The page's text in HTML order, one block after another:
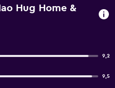
Hug Home &
9,2
9,5